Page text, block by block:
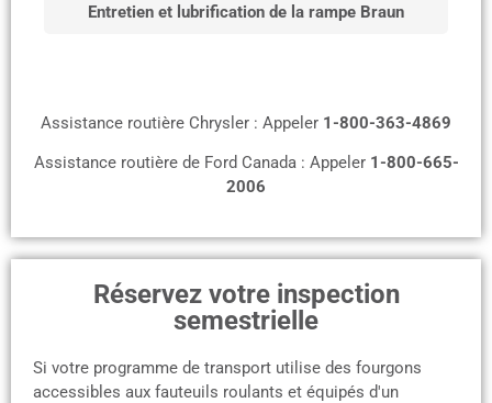
Entretien et lubrification de la rampe Braun
Assistance routière Chrysler : Appeler 1-800-363-4869
Assistance routière de Ford Canada : Appeler 1-800-665-
2006
Réservez votre inspection
semestrielle
Si votre programme de transport utilise des fourgons
accessibles aux fauteuils roulants et équipés d'un